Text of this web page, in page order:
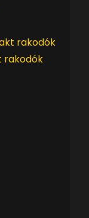
rakodók
rakodók